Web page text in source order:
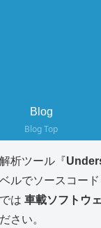
Blog
Blog Top
析ツール『
ルでソースコー
は 車載ソフトウ
さい。